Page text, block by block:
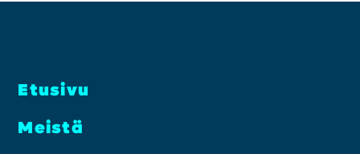
Etusi­vu
Meis­tä